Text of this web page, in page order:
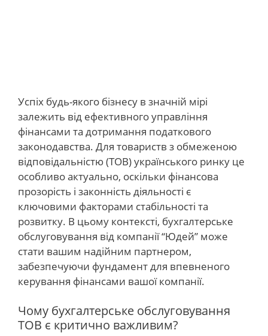
Успіх будь-якого бізнесу в значній мірі
залежить від ефективного управління
фінансами та дотримання податкового
законодавства. Для товариств з обмеженою
відповідальністю (ТОВ) українського ринку це
особливо актуально, оскільки фінансова
прозорість і законність діяльності є
ключовими факторами стабільності та
розвитку. В цьому контексті, бухгалтерське
обслуговування від компанії “Юдей” може
стати вашим надійним партнером,
забезпечуючи фундамент для впевненого
керування фінансами вашої компанії.
Чому бухгалтерське обслуговування
ТОВ є критично важливим?